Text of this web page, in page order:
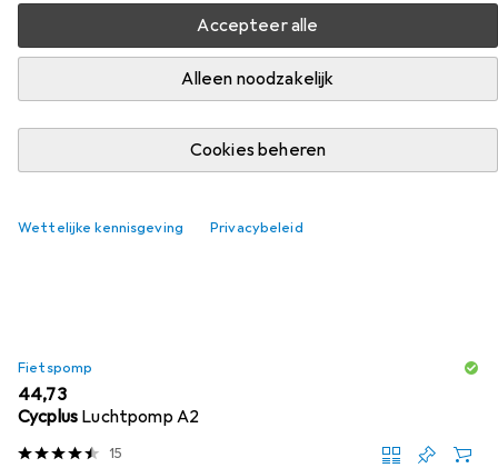
Accepteer alle
Alleen noodzakelijk
Cookies beheren
Wettelijke kennisgeving Privacybeleid
Vind passende accessoires voor de Continental MTB Licht
uit de categorieën Fietspomp, Fietspomp accessoires en
Relevantie
Fietspomp
EUR
44,73
Cycplus Luchtpomp A2
15